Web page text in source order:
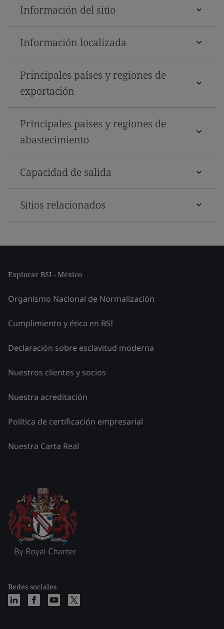
Información del sitio
Información localizada
Principales países y regiones de
exportación
Principales países y regiones de
abastecimiento
Capacidad de salida
Sitios relacionados
Explorar BSI - México
Organismo Nacional de Normalización
Cumplimiento y ética en BSI
Declaración sobre esclavitud moderna
Nuestros clientes y socios
Nuestra acreditación
Política de certificación empresarial
Nuestra Carta Real
Redes sociales